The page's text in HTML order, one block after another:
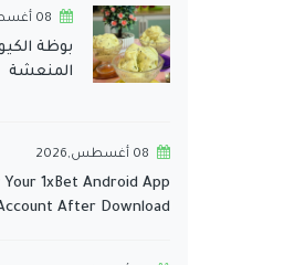
08 أغسطس,2026
بوظة
المنعشة
08 أغسطس,2026
1xBet Android App
After Download